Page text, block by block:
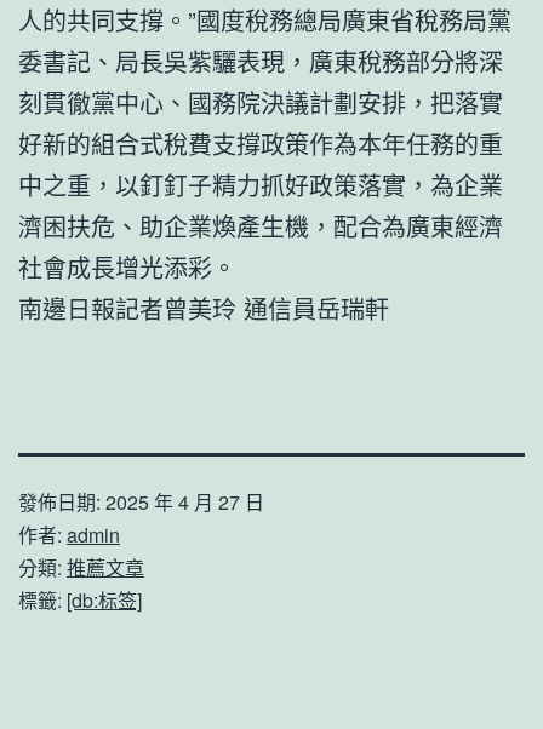
人的共同支撐。”國度稅務總局廣東省稅務局黨
委書記、局長吳紫驪表現，廣東稅務部分將深
刻貫徹黨中心、國務院決議計劃安排，把落實
好新的組合式稅費支撐政策作為本年任務的重
中之重，以釘釘子精力抓好政策落實，為企業
濟困扶危、助企業煥產生機，配合為廣東經濟
社會成長增光添彩。
南邊日報記者曾美玲 通信員岳瑞軒
發佈日期: 2025 年 4 月 27 日
作者: admin
分類: 推薦文章
標籤: [db:标签]